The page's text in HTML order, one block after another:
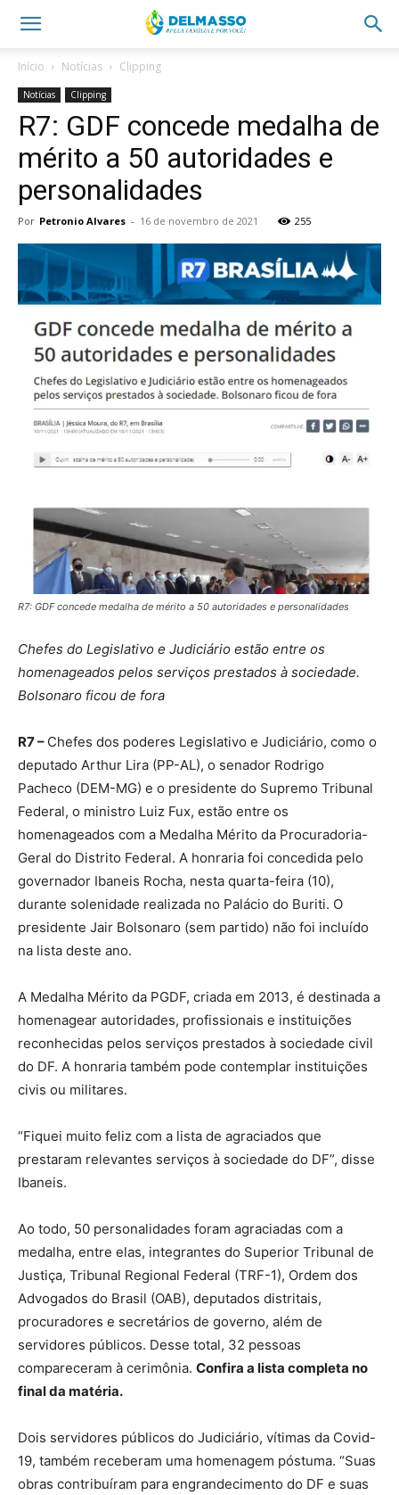
Início Notícias Clipping
Notícias Clipping
R7: GDF concede medalha de
mérito a 50 autoridades e
personalidades
Por Petronio Alvares - 16 de novembro de 2021 255
R7: GDF concede medalha de mérito a 50 autoridades e personalidades
Chefes do Legislativo e Judiciário estão entre os
homenageados pelos serviços prestados à sociedade.
Bolsonaro ficou de fora
R7 – Chefes dos poderes Legislativo e Judiciário, como o
deputado Arthur Lira (PP-AL), o senador Rodrigo
Pacheco (DEM-MG) e o presidente do Supremo Tribunal
Federal, o ministro Luiz Fux, estão entre os
homenageados com a Medalha Mérito da Procuradoria-
Geral do Distrito Federal. A honraria foi concedida pelo
governador Ibaneis Rocha, nesta quarta-feira (10),
durante solenidade realizada no Palácio do Buriti. O
presidente Jair Bolsonaro (sem partido) não foi incluído
na lista deste ano.
A Medalha Mérito da PGDF, criada em 2013, é destinada a
homenagear autoridades, profissionais e instituições
reconhecidas pelos serviços prestados à sociedade civil
do DF. A honraria também pode contemplar instituições
civis ou militares.
“Fiquei muito feliz com a lista de agraciados que
prestaram relevantes serviços à sociedade do DF”, disse
Ibaneis.
Ao todo, 50 personalidades foram agraciadas com a
medalha, entre elas, integrantes do Superior Tribunal de
Justiça, Tribunal Regional Federal (TRF-1), Ordem dos
Advogados do Brasil (OAB), deputados distritais,
procuradores e secretários de governo, além de
servidores públicos. Desse total, 32 pessoas
compareceram à cerimônia. Confira a lista completa no
final da matéria.
Dois servidores públicos do Judiciário, vítimas da Covid-
19, também receberam uma homenagem póstuma. “Suas
obras contribuíram para engrandecimento do DF e suas